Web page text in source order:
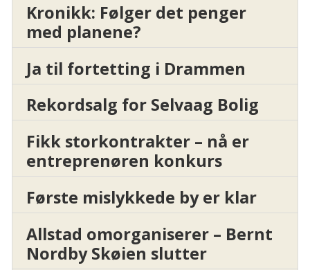
Kronikk: Følger det penger
med planene?
Ja til fortetting i Drammen
Rekordsalg for Selvaag Bolig
Fikk storkontrakter – nå er
entreprenøren konkurs
Første mislykkede by er klar
Allstad omorganiserer – Bernt
Nordby Skøien slutter